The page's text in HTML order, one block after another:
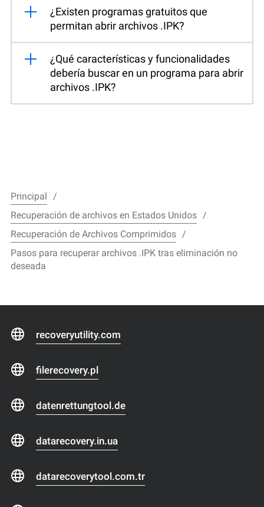
¿Existen programas gratuitos que
permitan abrir archivos .IPK?
¿Qué características y funcionalidades
debería buscar en un programa para abrir
archivos .IPK?
Principal
Recuperación de archivos en Estados Unidos
Recuperación de Archivos Comprimidos
Pasos para recuperar archivos .IPK tras eliminación no
deseada
recoveryutility.com
filerecovery.pl
datenrettungtool.de
datarecovery.in.ua
datarecoverytool.com.tr